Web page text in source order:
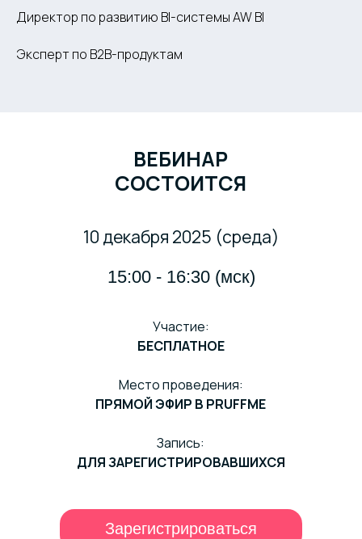
Директор по развитию BI-системы AW BI
Эксперт по B2B-продуктам
ВЕБИНАР
СОСТОИТСЯ
15:00 - 16:30 (мск)
Зарегистрироваться
Участие:
БЕСПЛАТНОЕ
Место проведения:
ПРЯМОЙ ЭФИР В PRUFFME
Запись:
ДЛЯ ЗАРЕГИСТРИРОВАВШИХСЯ
10 декабря 2025 (среда)